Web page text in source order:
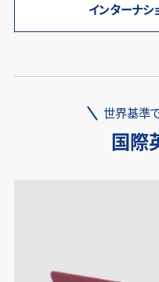
インターナシ
世界基準
国際